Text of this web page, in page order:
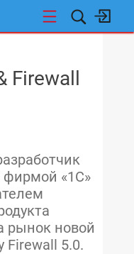
Firewall
фирмой «1С»
рынок новой
Firewall 5.0.